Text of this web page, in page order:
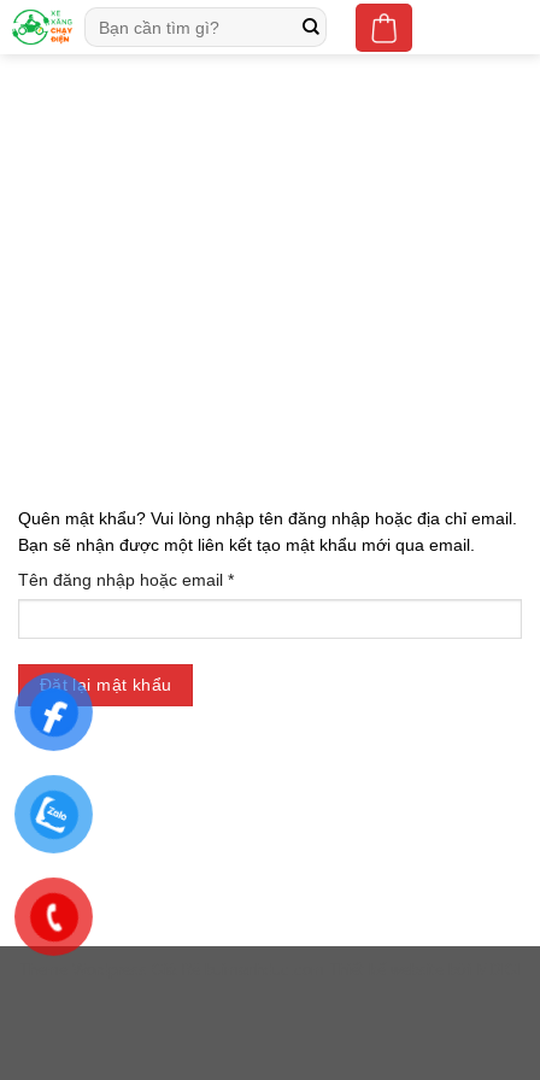
Skip
to
Tìm
kiếm:
Quên mật khẩu? Vui lòng nhập tên đăng nhập hoặc địa chỉ email.
Bạn sẽ nhận được một liên kết tạo mật khẩu mới qua email.
Tên đăng nhập hoặc email *Bắt
buộc
Đặt lại mật khẩu